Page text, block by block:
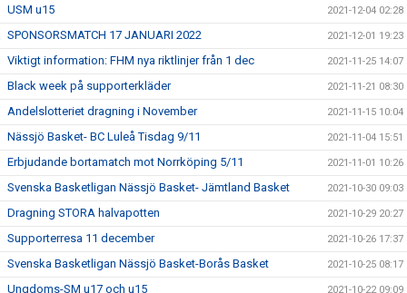
USM u15 2021-12-04 02:28
SPONSORSMATCH 17 JANUARI 2022 2021-12-01 19:23
Viktigt information: FHM nya riktlinjer från 1 dec 2021-11-25 14:07
Black week på supporterkläder 2021-11-21 08:30
Andelslotteriet dragning i November 2021-11-15 10:04
Nässjö Basket- BC Luleå Tisdag 9/11 2021-11-04 15:51
Erbjudande bortamatch mot Norrköping 5/11 2021-11-01 10:26
Svenska Basketligan Nässjö Basket- Jämtland Basket 2021-10-30 09:03
Dragning STORA halvapotten 2021-10-29 20:27
Supporterresa 11 december 2021-10-26 17:37
Svenska Basketligan Nässjö Basket-Borås Basket 2021-10-25 08:17
Ungdoms-SM u17 och u15 2021-10-22 09:09